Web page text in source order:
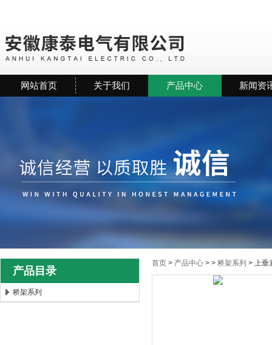
网站首页 关于我们 产品中心 新闻资
产品目录
桥架系列
首页 > 产品中心 > > 桥架系列 > 上垂